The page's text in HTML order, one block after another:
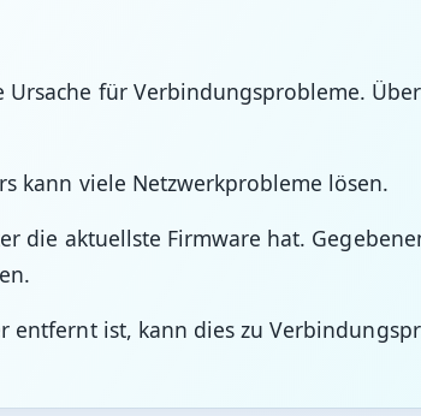
für Verbindungsprobleme.
kann viele Netzwerkprobleme lösen.
die aktuellste Firmware hat.
entfernt ist, kann dies zu